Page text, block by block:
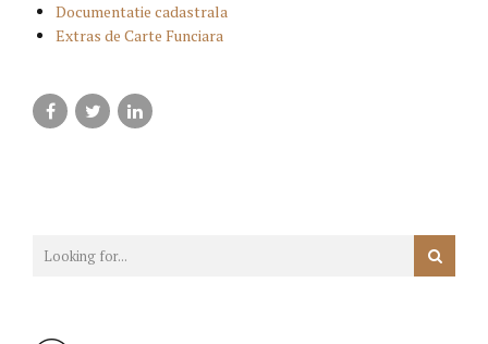
Documentatie cadastrala
Extras de Carte Funciara